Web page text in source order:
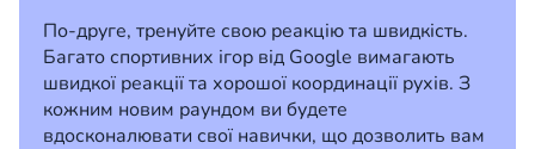
По-друге, тренуйте свою реакцію та швидкість.
Багато спортивних ігор від Google вимагають
швидкої реакції та хорошої координації рухів. З
кожним новим раундом ви будете
вдосконалювати свої навички, що дозволить вам